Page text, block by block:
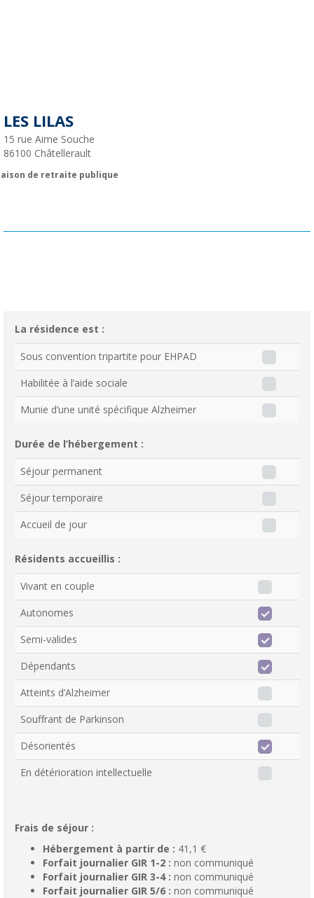
LES LILAS
15 rue Aime Souche
86100 Châtellerault
de retraite publique
La résidence est :
Sous convention tripartite pour EHPAD
Habilitée à l’aide sociale
Munie d’une unité spécifique Alzheimer
Durée de l’hébergement :
Séjour permanent
Séjour temporaire
Accueil de jour
Résidents accueillis :
Vivant en couple
Autonomes
Semi-valides
Dépendants
Atteints d’Alzheimer
Souffrant de Parkinson
Désorientés
En détérioration intellectuelle
Frais de séjour :
Hébergement à partir de : 41,1 €
Forfait journalier GIR 1-2 : non communiqué
Forfait journalier GIR 3-4 : non communiqué
Forfait journalier GIR 5/6 : non communiqué